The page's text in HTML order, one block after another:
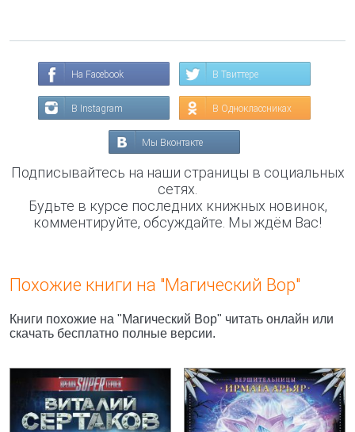
На Facebook В Твиттере
В Instagram В Одноклассниках
Мы Вконтакте
Подписывайтесь на наши страницы в социальных
сетях.
Будьте в курсе последних книжных новинок,
комментируйте, обсуждайте. Мы ждём Вас!
Похожие книги на "Магический Вор"
Книги похожие на "Магический Вор" читать онлайн или
скачать бесплатно полные версии.